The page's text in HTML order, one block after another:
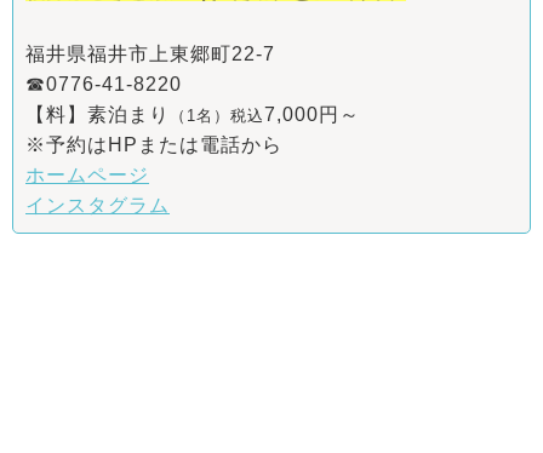
福井県福井市上東郷町22-7
☎0776-41-8220
【料】素泊まり
（1名）税込7,000円～
※予約はHPまたは電話から
ホームページ
インスタグラム